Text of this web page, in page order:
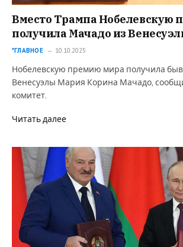
Вместо Трампа Нобелевскую
получила Мачадо из
*ГЛАВНОЕ 10.10.2025
Нобелевскую премию мира получила
Венесуэлы Мария Корина Мачадо,
комитет.
Читать далее